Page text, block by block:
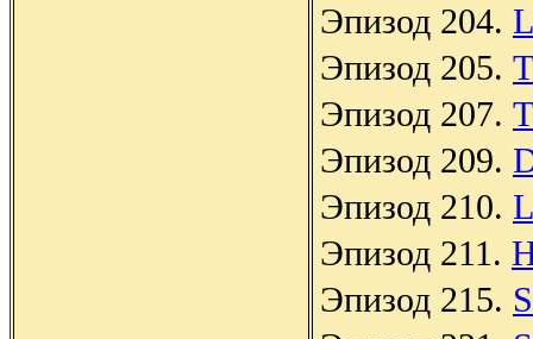
Эпизод 204.
Эпизод 205.
Эпизод 207.
Эпизод 209.
Эпизод 210.
Эпизод 211.
Эпизод 215.